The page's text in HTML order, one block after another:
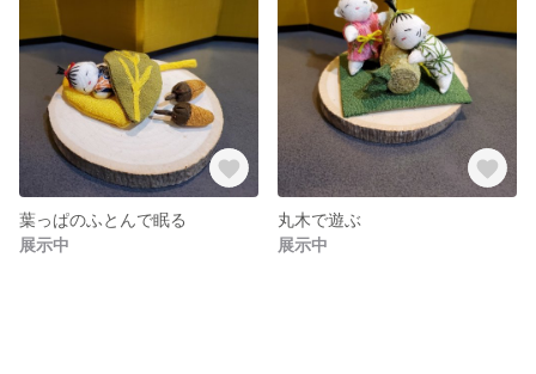
葉っぱのふとんで眠る
展示中
丸木で遊ぶ
展示中